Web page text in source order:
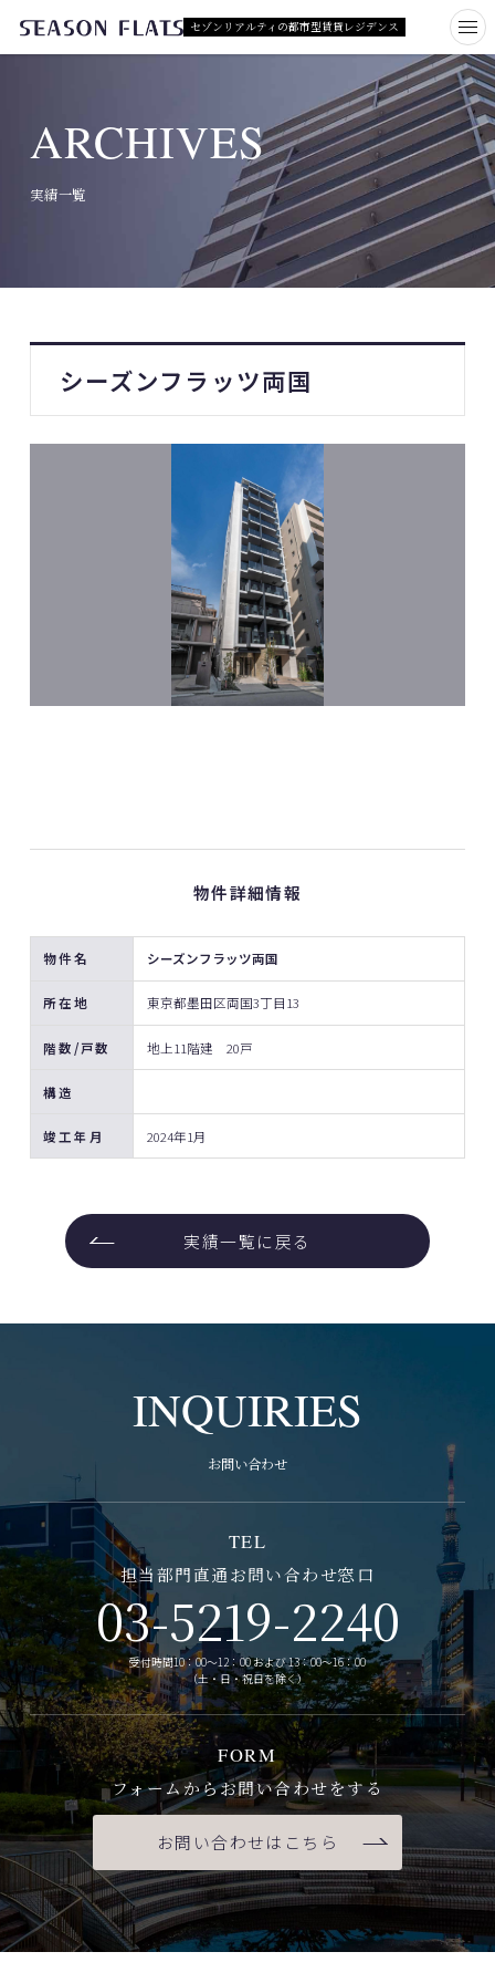
セゾンリアルティの都市型賃貸レジデンス
ARCHIVES
実績一覧
シーズンフラッツ両国
物件詳細情報
物件名 シーズンフラッツ両国
所在地 東京都墨田区両国3丁目13
階数/戸数 地上11階建 20戸
構造
竣工年月 2024年1月
実績一覧に戻る
INQUIRIES
お問い合わせ
TEL
担当部門直通お問い合わせ窓口
03-5219-2240
受付時間10：00～12：00 および 13：00～16：00
（土・日・祝日を除く）
FORM
フォームからお問い合わせをする
お問い合わせはこちら